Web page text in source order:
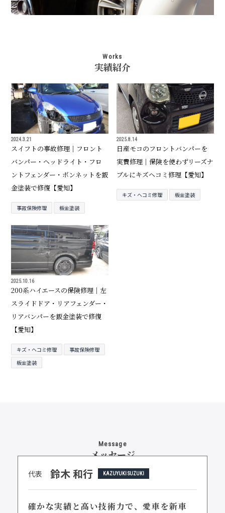
Works
実績紹介
2024.3.21
スイフトの事故修理｜フロント
バンパー・ヘッドライト・フロ
ントフェンダー・ボンネットを鈑
金塗装で修復【愛知】
事故保険修理 板金塗装
2025.8.14
日産モコのフロントバンパーを
実費修理｜保険を使わずリーズナ
ブルにキズヘコミ修理【愛知】
キズ・ヘコミ修理 板金塗装
2025.10.16
200系ハイエースの保険修理｜左
スライドドア・リアフェンダー・
リアバンパーを鈑金塗装で修復
【愛知】
キズ・ヘコミ修理
事故保険修理
板金塗装
Message
メッセージ
代表 鈴木 和行 KAZUYUKI SUZUKI
確かな実績と高い技術力で、愛車を新車